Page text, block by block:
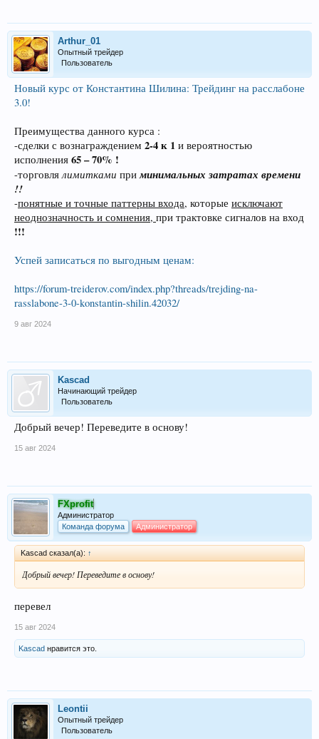
Arthur_01
Опытный трейдер
Пользователь
Новый курс от Константина Шилина: Трейдинг на расслабоне
3.0!
Преимущества данного курса :
-сделки с вознаграждением 2-4 к 1 и вероятностью
исполнения 65 – 70% !
-торговлялимитками приминимальных затратах времени
!!
-понятные и точные паттерны входа, которые исключают
неоднозначность и сомнения, при трактовке сигналов на вход
!!!
Успей записаться по выгодным ценам:
https://forum-treiderov.com/index.php?threads/trejding-na-
rasslabone-3-0-konstantin-shilin.42032/
9 авг 2024
Kascad
Начинающий трейдер
Пользователь
Добрый вечер! Переведите в основу!
15 авг 2024
FXprofit
Администратор
Команда форума
Администратор
Kascad сказал(а): ↑
Добрый вечер! Переведите в основу!
перевел
15 авг 2024
Kascad нравится это.
Leontii
Опытный трейдер
Пользователь